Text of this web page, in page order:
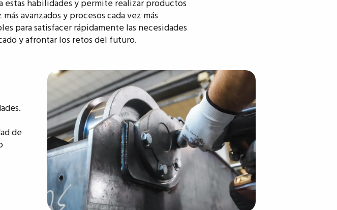
estas habilidades y permite realizar productos
más avanzados y procesos cada vez más
para satisfacer rápidamente las necesidades
y afrontar los retos del futuro.
de